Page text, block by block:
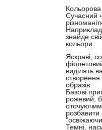
Сучасний
Наприклад,
знайде
кольори:
Яскраві,
виділять
створення
образів.
Базові
рожевий,
розбавити
Темні,